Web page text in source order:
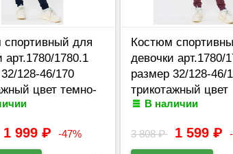
спортивный для
арт.1780/1780.1
128-46/170
цвет темно-
1 999 ₽ -47%
Костюм
девочки арт.1780/
размер 32/128-46/
трикотажный цвет
брусника
В наличии
3 808₽ 1 599 ₽